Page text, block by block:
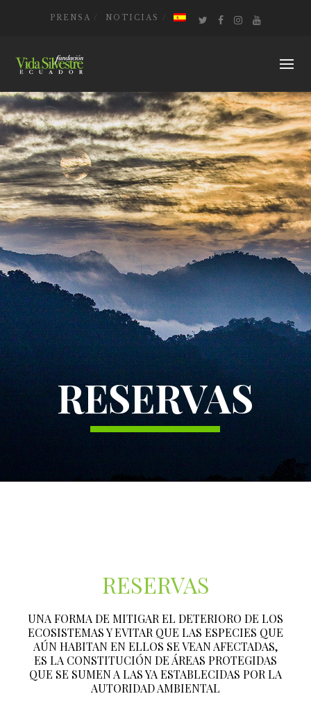
PRENSA NOTICIAS
RESERVAS
RESERVAS
UNA FORMA DE MITIGAR EL DETERIORO DE LOS
ECOSISTEMAS Y EVITAR QUE LAS ESPECIES QUE
AÚN HABITAN EN ELLOS SE VEAN AFECTADAS,
ES LA CONSTITUCIÓN DE ÁREAS PROTEGIDAS
QUE SE SUMEN A LAS YA ESTABLECIDAS POR LA
AUTORIDAD AMBIENTAL